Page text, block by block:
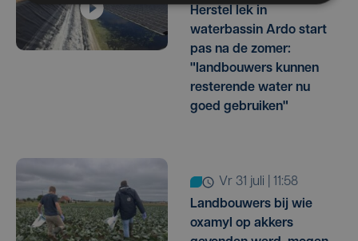
Herstel lek in
waterbassin Ardo start
pas na de zomer:
"landbouwers kunnen
resterende water nu
goed gebruiken"
vr 31 juli | 11:58
Landbouwers bij wie
oxamyl op akkers